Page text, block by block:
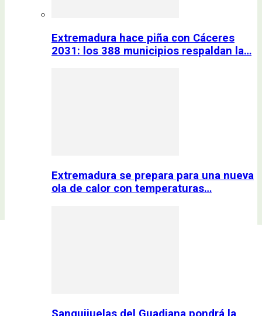
Extremadura hace piña con Cáceres
2031: los 388 municipios respaldan la…
Extremadura se prepara para una nueva
ola de calor con temperaturas…
Sanguijuelas del Guadiana pondrá la